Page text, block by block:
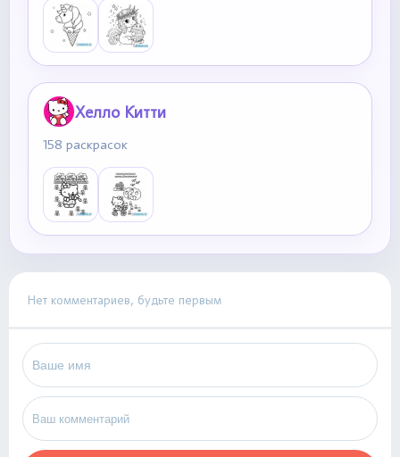
Хелло Китти
158 раскрасок
Нет комментариев, будьте первым